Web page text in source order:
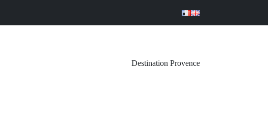
Destination Provence